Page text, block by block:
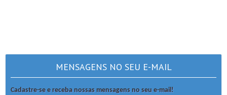
MENSAGENS NO SEU E-MAIL
Cadastre-se e receba nossas mensagens no seu e-mail!